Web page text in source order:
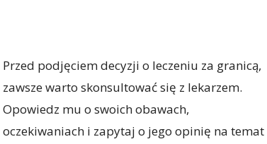
Przed podjęciem decyzji o leczeniu za granicą,
zawsze warto skonsultować się z lekarzem.
Opowiedz mu o swoich obawach,
oczekiwaniach i zapytaj o jego opinię na temat